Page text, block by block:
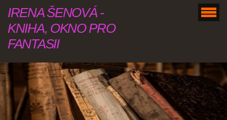
IRENA ŠENOVÁ -
KNIHA, OKNO PRO
FANTASII